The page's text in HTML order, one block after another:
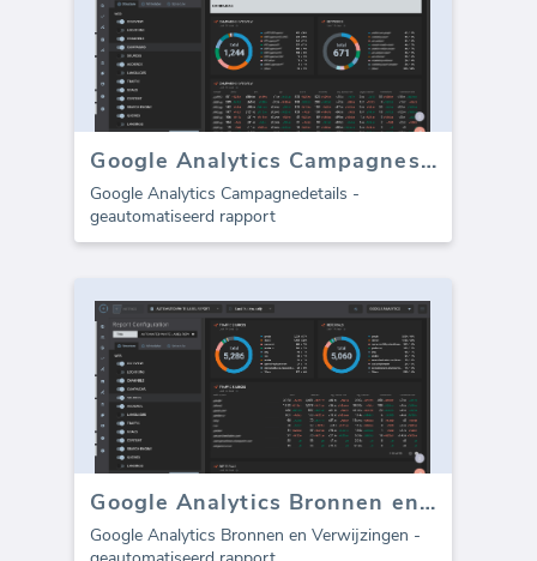
Google Analytics Campagnes details (rapport)
Google Analytics Campagnedetails -
geautomatiseerd rapport
Google Analytics Bronnen en Verwijzingen (rapport)
Google Analytics Bronnen en Verwijzingen -